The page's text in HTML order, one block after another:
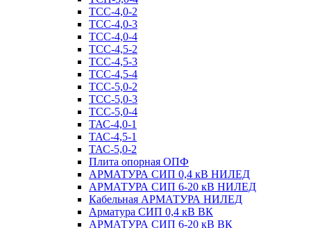
ТСС-4,0-2
ТСС-4,0-3
ТСС-4,0-4
ТСС-4,5-2
ТСС-4,5-3
ТСС-4,5-4
ТСС-5,0-2
ТСС-5,0-3
ТСС-5,0-4
ТАС-4,0-1
ТАС-4,5-1
ТАС-5,0-2
Плита опорная ОПФ
АРМАТУРА СИП 0,4 кВ НИЛЕД
АРМАТУРА СИП 6-20 кВ НИЛЕД
Кабельная АРМАТУРА НИЛЕД
Арматура СИП 0,4 кВ ВК
АРМАТУРА СИП 6-20 кВ ВК